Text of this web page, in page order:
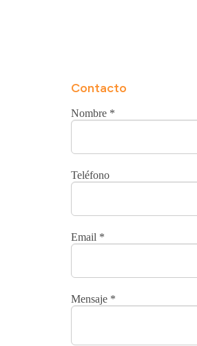
Contacto
Nombre *
Teléfono
Email *
Mensaje *